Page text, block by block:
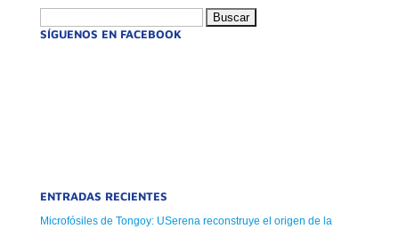
SÍGUENOS EN FACEBOOK
ENTRADAS RECIENTES
Microfósiles de Tongoy: USerena reconstruye el origen de la